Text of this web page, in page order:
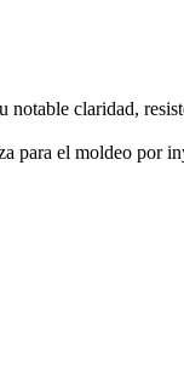
claridad,
para el moldeo por